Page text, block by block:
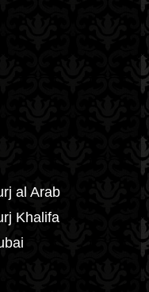
al Arab
Khalifa